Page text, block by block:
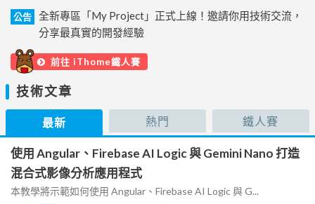
公告
全新專區「My Project」正式上線！邀請你用技術交流，
分享最真實的開發經驗
前往 iThome鐵人賽
技術文章
最新 熱門 鐵人賽
使用 Angular、Firebase AI Logic 與 Gemini Nano 打造
混合式影像分析應用程式
本教學將示範如何使用 Angular、Firebase AI Logic 與 G...